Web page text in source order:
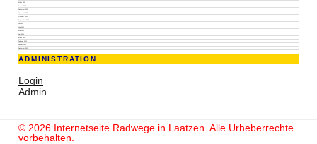
März 2022
Januar 2022
Dezember 2021
November 2021
Oktober 2021
September 2021
Juli 2021
Juni 2021
Mai 2021
April 2021
März 2021
Februar 2021
Januar 2021
Dezember 2020
ADMINISTRATION
Login
Admin
© 2026 Internetseite Radwege in Laatzen. Alle Urheberrechte
vorbehalten.